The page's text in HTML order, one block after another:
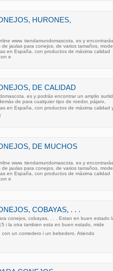
HURONES,
www. tiendamundomascota. es y encontrarás
jaulas para conejos, de varios tamaños,
en España, con productos de máxima calidad
e
DE CALIDAD
es y podrás encontrar un amplio
de para cualquier tipo de roedor, pájaro,
en España, con productos de máxima calidad
DE MUCHOS
www. tiendamundomascota. es y encontrarás
jaulas para conejos, de varios tamaños,
en España, con productos de máxima calidad
e
COBAYAS, . . .
conejos, cobayas, . . . Estan en buen estado
i la otra tambien esta en buen estado, mide
con un comedero i un bebedero. Atiendo